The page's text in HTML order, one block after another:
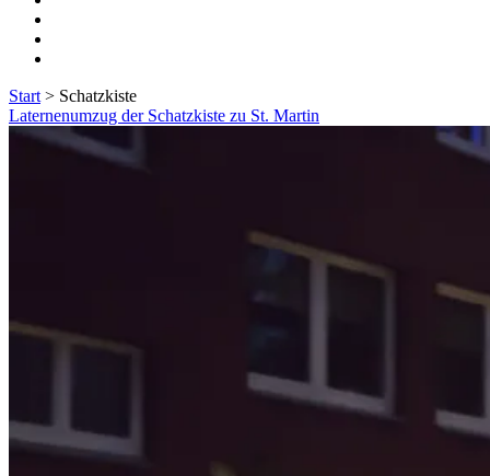
Start > Schatzkiste
Kategorie:
<span>Schatzkiste</span>
Laternenumzug der Schatzkiste zu St. Martin